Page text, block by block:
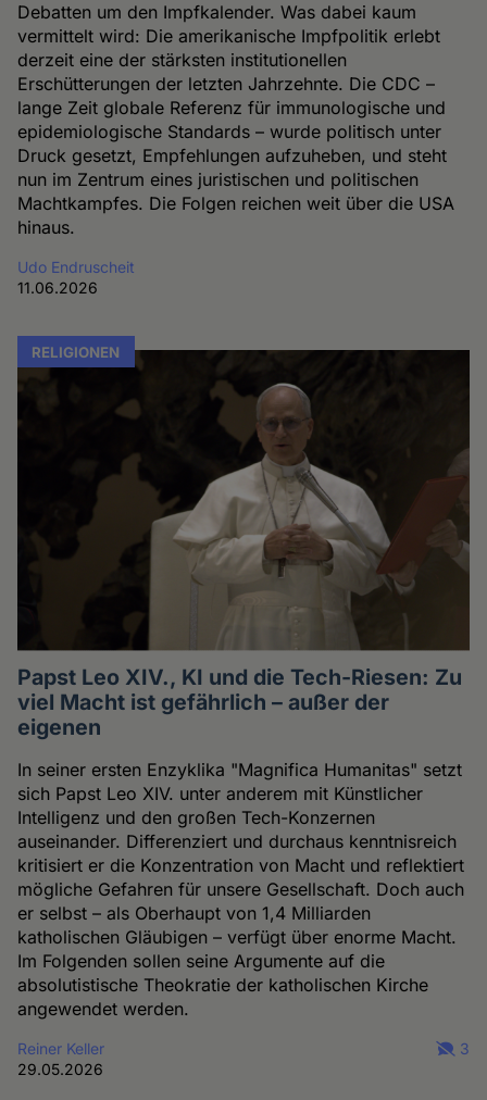
Debatten um den Impfkalender. Was dabei kaum
vermittelt wird: Die amerikanische Impfpolitik erlebt
derzeit eine der stärksten institutionellen
Erschütterungen der letzten Jahrzehnte. Die CDC –
lange Zeit globale Referenz für immunologische und
epidemiologische Standards – wurde politisch unter
Druck gesetzt, Empfehlungen aufzuheben, und steht
nun im Zentrum eines juristischen und politischen
Machtkampfes. Die Folgen reichen weit über die USA
hinaus.
Udo Endruscheit
11.06.2026
RELIGIONEN
Papst Leo XIV., KI und die Tech-Riesen: Zu
viel Macht ist gefährlich – außer der
eigenen
In seiner ersten Enzyklika "Magnifica Humanitas" setzt
sich Papst Leo XIV. unter anderem mit Künstlicher
Intelligenz und den großen Tech-Konzernen
auseinander. Differenziert und durchaus kenntnisreich
kritisiert er die Konzentration von Macht und reflektiert
mögliche Gefahren für unsere Gesellschaft. Doch auch
er selbst – als Oberhaupt von 1,4 Milliarden
katholischen Gläubigen – verfügt über enorme Macht.
Im Folgenden sollen seine Argumente auf die
absolutistische Theokratie der katholischen Kirche
angewendet werden.
Reiner Keller
29.05.2026
3